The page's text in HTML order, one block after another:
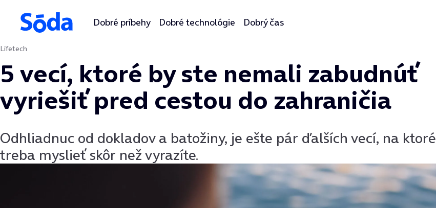
Preskočiť na obsah
Dobré príbehy Dobré technológie Dobrý čas
Lifetech
5 vecí, ktoré by ste nemali zabudnúť
vyriešiť pred cestou do zahraničia
Odhliadnuc od dokladov a batožiny, je ešte pár ďalších vecí, na ktoré
treba myslieť skôr než vyrazíte.